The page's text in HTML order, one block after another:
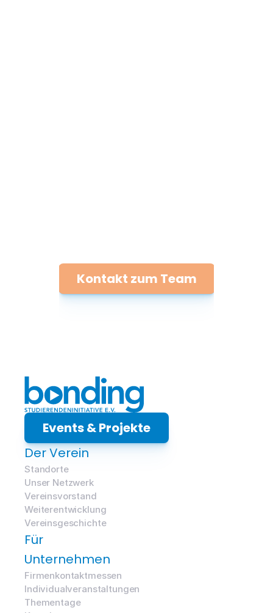
Kontakt zum Team
Events & Projekte
Für
Unternehmen
Firmenkontaktmessen
Individualveranstaltungen
Thementage
Der Verein
Standorte
Unser Netzwerk
Vereinsvorstand
Weiterentwicklung
Vereinsgeschichte